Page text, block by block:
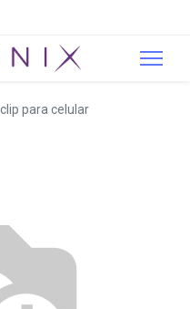
para celular